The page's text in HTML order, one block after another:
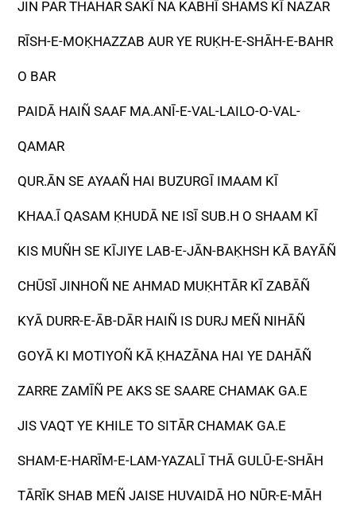
JIN PAR THAHAR SAKĪ NA KABHĪ SHAMS KĪ NAZAR
RĪSH-E-MOḲHAZZAB AUR YE RUḲH-E-SHĀH-E-BAHR
O BAR
PAIDĀ HAIÑ SAAF MA.ANĪ-E-VAL-LAILO-O-VAL-
QAMAR
QUR.ĀN SE AYAAÑ HAI BUZURGĪ IMAAM KĪ
KHAA.Ī QASAM ḲHUDĀ NE ISĪ SUB.H O SHAAM KĪ
KIS MUÑH SE KĪJIYE LAB-E-JĀN-BAḲHSH KĀ BAYĀÑ
CHŪSĪ JINHOÑ NE AHMAD MUḲHTĀR KĪ ZABĀÑ
KYĀ DURR-E-ĀB-DĀR HAIÑ IS DURJ MEÑ NIHĀÑ
GOYĀ KI MOTIYOÑ KĀ ḲHAZĀNA HAI YE DAHĀÑ
ZARRE ZAMĪÑ PE AKS SE SAARE CHAMAK GA.E
JIS VAQT YE KHILE TO SITĀR CHAMAK GA.E
SHAM-E-HARĪM-E-LAM-YAZALĪ THĀ GULŪ-E-SHĀH
TĀRĪK SHAB MEÑ JAISE HUVAIDĀ HO NŪR-E-MĀH